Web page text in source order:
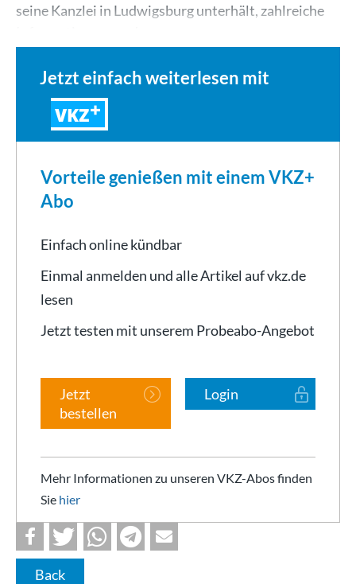
seine Kanzlei in Ludwigsburg unterhält, zahlreiche
Jetzt einfach weiterlesen mit
VKZ
Vorteile genießen mit einem VKZ+
Abo
Einfach online kündbar
Einmal anmelden und alle Artikel auf vkz.de
lesen
Jetzt testen mit unserem Probeabo-Angebot
Jetzt
bestellen
Login
Mehr Informationen zu unseren VKZ-Abos finden
Sie hier
Back